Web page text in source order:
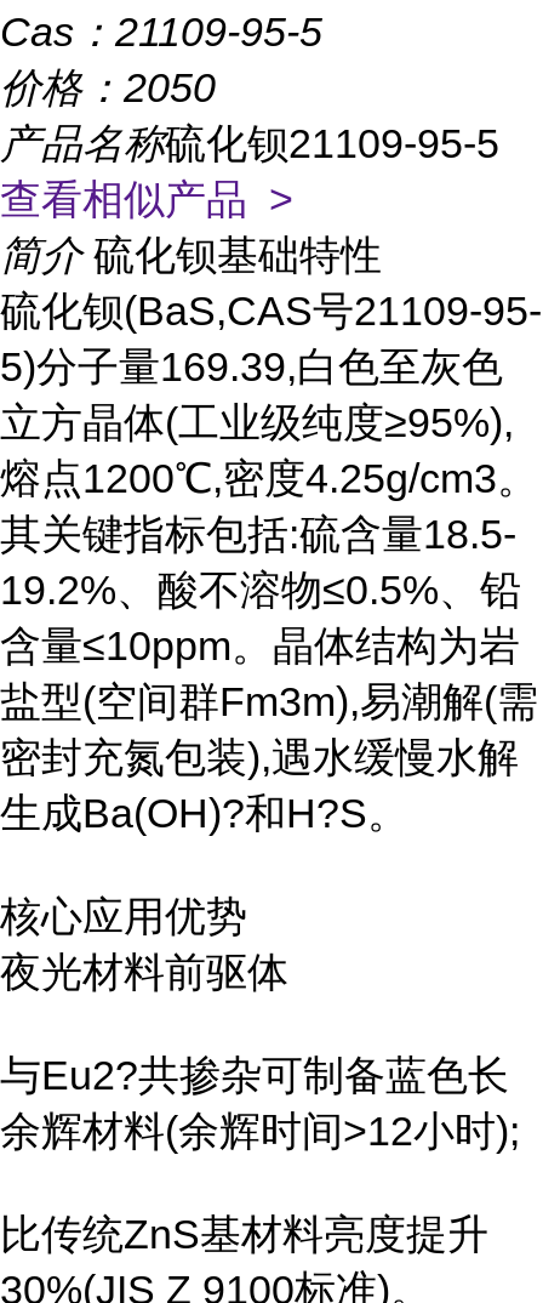
Cas： 21109-95-5
价格： 2050
产品名称硫化钡21109-95-5
查看相似产品 >
简介 硫化钡基础特性
硫化钡(BaS,CAS号21109-95-
5)分子量169.39,白色至灰色
立方晶体(工业级纯度≥95%),
熔点1200℃,密度4.25g/cm3。
其关键指标包括:硫含量18.5-
19.2%、酸不溶物≤0.5%、铅
含量≤10ppm。晶体结构为岩
盐型(空间群Fm3m),易潮解(需
密封充氮包装),遇水缓慢水解
生成Ba(OH)?和H?S。
核心应用优势
夜光材料前驱体
与Eu2?共掺杂可制备蓝色长
余辉材料(余辉时间>12小时);
比传统ZnS基材料亮度提升
30%(JIS Z 9100标准)。